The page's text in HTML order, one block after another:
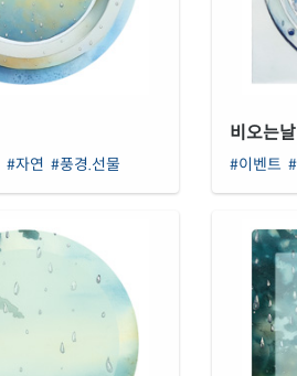
#자연 #풍경.선물
비오는
#이벤트